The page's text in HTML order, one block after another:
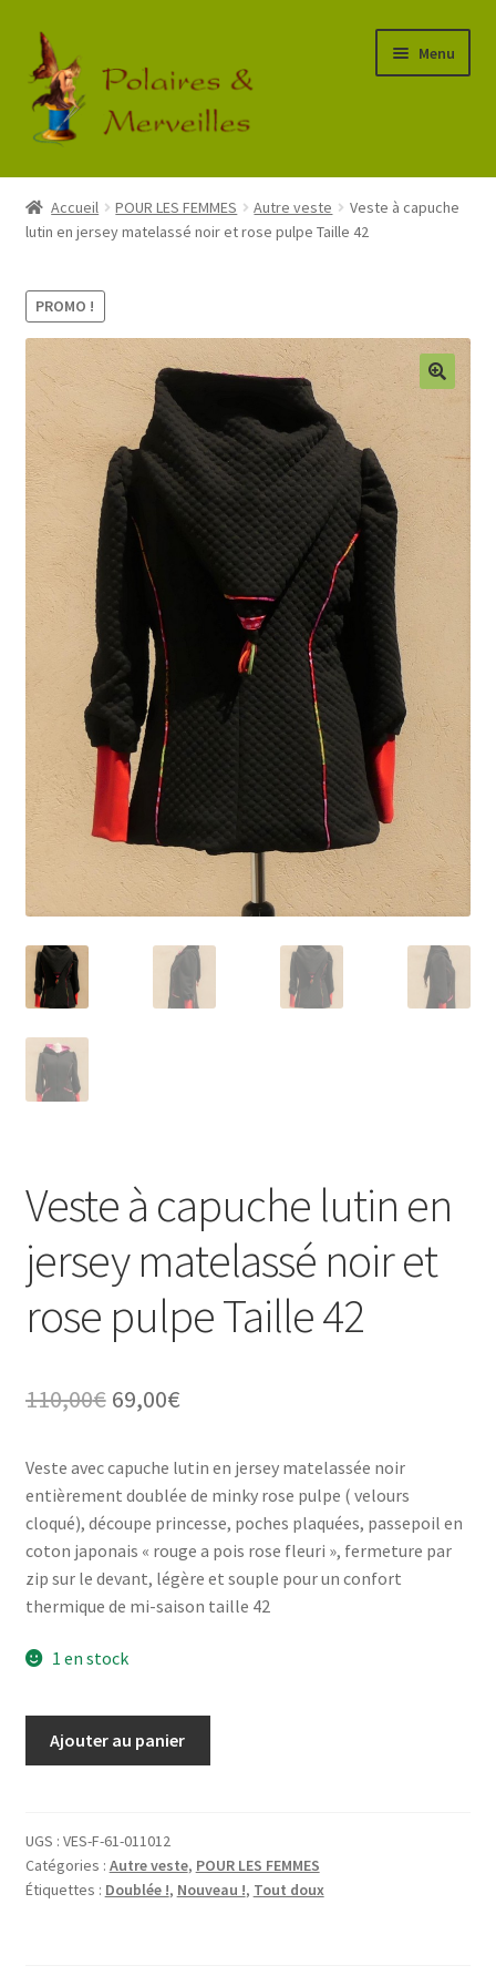
Aller
à
la
navigation
Aller
au
contenu
Menu
Accueil
Boutique
Commande
Mon Compte
Panier
Accueil POUR LES FEMMES Autre veste
Veste à capuche
lutin en jersey matelassé noir et rose pulpe Taille 42
PROMO !
Veste à capuche lutin en
jersey matelassé noir et
rose pulpe Taille 42
110,00€ Le
initial
était :
110,00€.
69,00€Le
actuel
est :
69,00€.
Veste avec capuche lutin en jersey matelassée noir
entièrement doublée de minky rose pulpe ( velours
cloqué), découpe princesse, poches plaquées, passepoil en
coton japonais « rouge a pois rose fleuri », fermeture par
zip sur le devant, légère et souple pour un confort
thermique de mi-saison taille 42
1 en stock
capuche
lutin
en
Ajouter au panier
UGS : VES-F-61-011012
Catégories : Autre veste, POUR LES FEMMES
Étiquettes : Doublée !, Nouveau !, Tout doux